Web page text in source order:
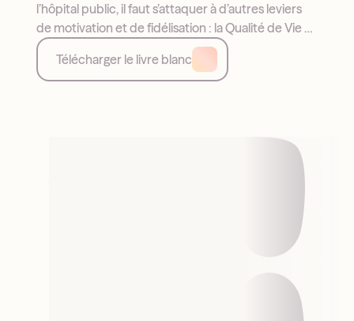
l’hôpital public, il faut s’attaquer à d’autres leviers
de motivation et de fidélisation : la Qualité de Vie et
les Conditions de Travail (QVCT). Exemples et
leviers.
Télécharger le livre blanc